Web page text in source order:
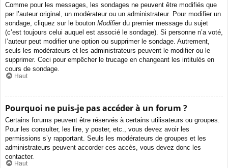
Comme pour les messages, les sondages ne peuvent être modifiés que
par l’auteur original, un modérateur ou un administrateur. Pour modifier un
sondage, cliquez sur le bouton Modifierdu premier message du sujet
(c’est toujours celui auquel est associé le sondage). Si personne n’a voté,
l’auteur peut modifier une option ou supprimer le sondage. Autrement,
seuls les modérateurs et les administrateurs peuvent le modifier ou le
supprimer. Ceci pour empêcher le trucage en changeant les intitulés en
cours de sondage.
Haut
Pourquoi ne puis-je pas accéder à un forum ?
Certains forums peuvent être réservés à certains utilisateurs ou groupes.
Pour les consulter, les lire, y poster, etc., vous devez avoir les
permissions s’y rapportant. Seuls les modérateurs de groupes et les
administrateurs peuvent accorder ces accès, vous devez donc les
contacter.
Haut